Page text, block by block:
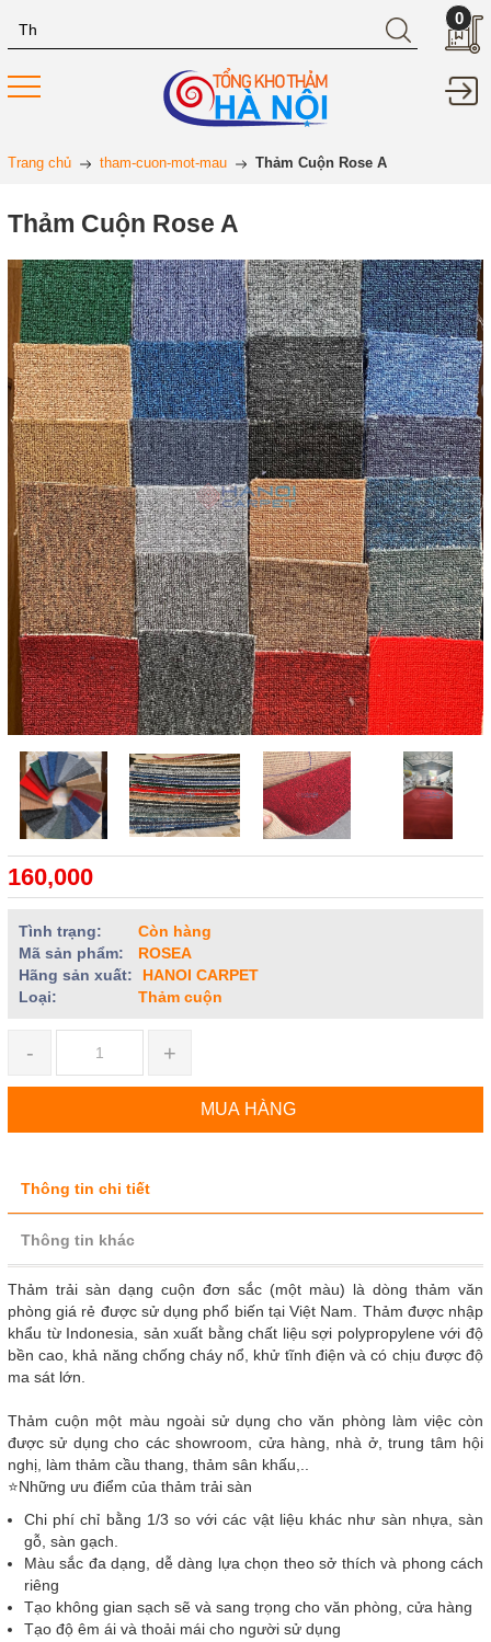
0
Trang chủ tham-cuon-mot-mau Thảm Cuộn Rose A
Thảm Cuộn Rose A
160,000
Tình trạng:
Còn hàng
Mã sản phẩm:
ROSEA
Hãng sản xuất:
HANOI CARPET
Loại:
Thảm cuộn
- +
MUA HÀNG
Thông tin chi tiết
Thông tin khác
Thảm trải sàn dạng cuộn đơn sắc (một màu) là dòng thảm văn
phòng giá rẻ được sử dụng phổ biến tại Việt Nam. Thảm được nhập
khẩu từ Indonesia, sản xuất bằng chất liệu sợi polypropylene với độ
bền cao, khả năng chống cháy nổ, khử tĩnh điện và có chịu được độ
ma sát lớn.
Thảm cuộn một màu ngoài sử dụng cho văn phòng làm việc còn
được sử dụng cho các showroom, cửa hàng, nhà ở, trung tâm hội
nghị, làm thảm cầu thang, thảm sân khấu,..
⭐Những ưu điểm của thảm trải sàn
Chi phí chỉ bằng 1/3 so với các vật liệu khác như sàn nhựa, sàn
gỗ, sàn gạch.
Màu sắc đa dạng, dễ dàng lựa chọn theo sở thích và phong cách
riêng
Tạo không gian sạch sẽ và sang trọng cho văn phòng, cửa hàng
Tạo độ êm ái và thoải mái cho người sử dụng